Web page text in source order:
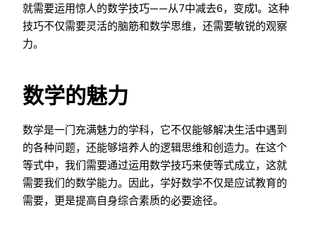
就需要运用惊人的数学技巧——从7中减去6，变成1。这种
技巧不仅需要灵活的脑筋和数学思维，还需要敏锐的观察
力。
数学的魅力
数学是一门充满魅力的学科，它不仅能够解决生活中遇到
的各种问题，还能够培养人的逻辑思维和创造力。在这个
等式中，我们需要通过运用数学技巧来使等式成立，这就
需要我们的数学能力。因此，学好数学不仅是应试教育的
需要，更是提高自身综合素质的必要途径。